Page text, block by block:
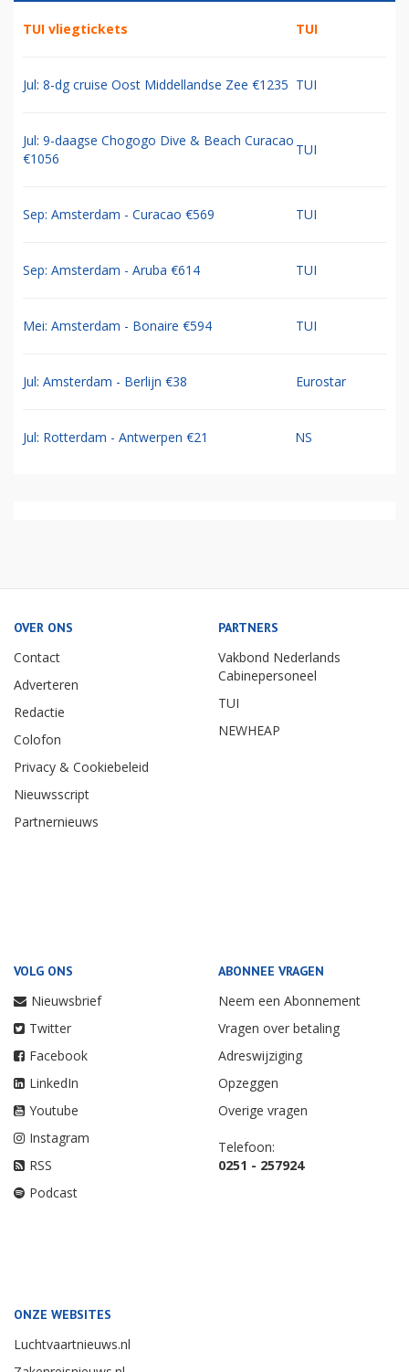
TUI vliegtickets TUI
Jul: 8-dg cruise Oost Middellandse Zee €1235 TUI
Jul: 9-daagse Chogogo Dive & Beach Curacao
€1056
TUI
Sep: Amsterdam - Curacao €569 TUI
Sep: Amsterdam - Aruba €614 TUI
Mei: Amsterdam - Bonaire €594 TUI
Jul: Amsterdam - Berlijn €38 Eurostar
Jul: Rotterdam - Antwerpen €21 NS
OVER ONS
Contact
Adverteren
Redactie
Colofon
Privacy & Cookiebeleid
Nieuwsscript
Partnernieuws
PARTNERS
Vakbond Nederlands
Cabinepersoneel
TUI
NEWHEAP
VOLG ONS
Nieuwsbrief
Twitter
Facebook
LinkedIn
Youtube
Instagram
RSS
Podcast
ABONNEE VRAGEN
Neem een Abonnement
Vragen over betaling
Adreswijziging
Opzeggen
Overige vragen
Telefoon:
0251 - 257924
ONZE WEBSITES
Luchtvaartnieuws.nl